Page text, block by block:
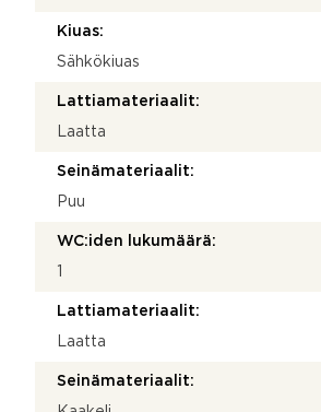
Kiuas:
Sähkökiuas
Lattiamateriaalit:
Laatta
Seinämateriaalit:
Puu
WC:iden lukumäärä:
Lattiamateriaalit:
Laatta
Seinämateriaalit: